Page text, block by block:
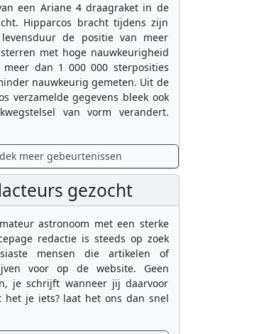
een Ariane 4 draagraket in de
Hipparcos bracht tijdens zijn
levensduur de positie van meer
met hoge nauwkeurigheid
dan 1 000 000 sterposities
nauwkeurig gemeten. Uit de
verzamelde gegevens bleek ook
van vorm verandert.
meer gebeurtenissen
gezocht
astronoom met een sterke
redactie is steeds op zoek
mensen die artikelen of
voor op de website. Geen
je schrijft wanneer jij daarvoor
het je iets? laat het ons dan snel